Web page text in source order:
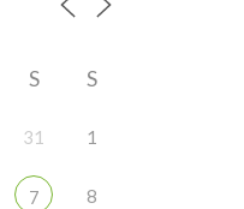
Outlook Live
S S
31 1
7 8